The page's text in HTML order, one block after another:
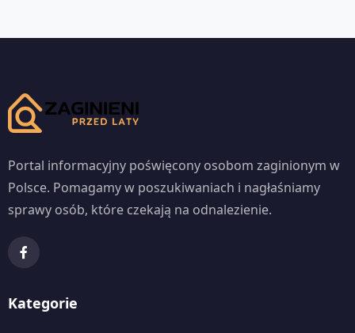
Portal informacyjny poświęcony osobom zaginionym w
Polsce. Pomagamy w poszukiwaniach i nagłaśniamy
sprawy osób, które czekają na odnalezienie.
Kategorie